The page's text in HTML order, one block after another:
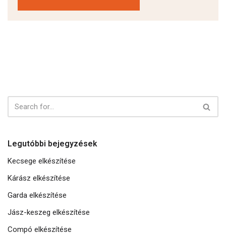
Legutóbbi bejegyzések
Kecsege elkészítése
Kárász elkészítése
Garda elkészítése
Jász-keszeg elkészítése
Compó elkészítése